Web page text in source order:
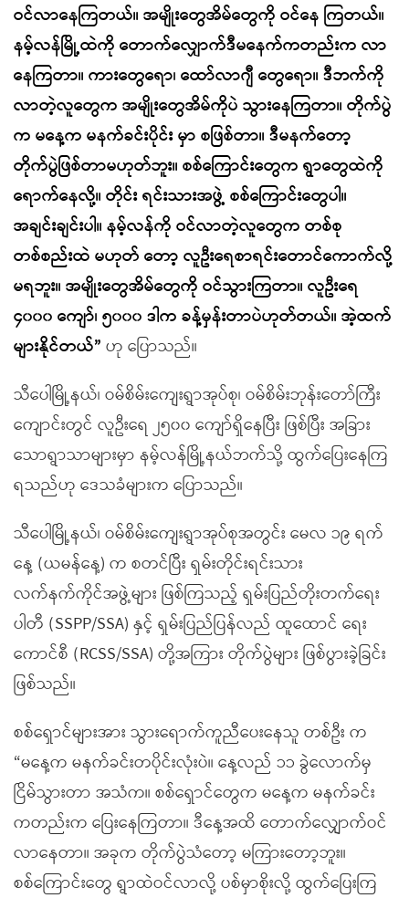
ဝင်လာနေကြတယ်။ အမျိုးတွေအိမ်တွေကို ဝင်နေ ကြတယ်။
နမ့်လန်မြို့ထဲကို တောက်လျှောက်ဒီမနေက်ကတည်းက လာ
နေကြတာ။ ကားတွေရော၊ ထော်လာဂျီ တွေရော။ ဒီဘက်ကို
လာတဲ့လူတွေက အမျိုးတွေအိမ်ကိုပဲ သွားနေကြတာ။ တိုက်ပွဲ
က မနေ့က မနက်ခင်းပိုင်း မှာ စဖြစ်တာ။ ဒီမနက်တော့
တိုက်ပွဲဖြစ်တာမဟုတ်ဘူး။ စစ်ကြောင်းတွေက ရွာတွေထဲကို
ရောက်နေလို့။ တိုင်း ရင်းသားအဖွဲ့ စစ်ကြောင်းတွေပါ။
အချင်းချင်းပါ။ နမ့်လန်ကို ဝင်လာတဲ့လူတွေက တစ်စု
တစ်စည်းထဲ မဟုတ် တော့ လူဦးရေစာရင်းတောင်ကောက်လို့
မရဘူး။ အမျိုးတွေအိမ်တွေကို ဝင်သွားကြတာ။ လူဦးရေ
၄၀၀၀ ကျော်၊ ၅၀၀၀ ဒါက ခန့်မှန်းတာပဲဟုတ်တယ်။ အဲ့ထက်
များနိုင်တယ်” ဟု ပြောသည်။
သီပေါမြို့နယ်၊ ဝမ်စိမ်းကျေးရွာအုပ်စု၊ ဝမ်စိမ်းဘုန်းတော်ကြီး
ကျောင်းတွင် လူဦးရေ ၂၅၀၀ ကျော်ရှိနေပြီး ဖြစ်ပြီး အခြား
သောရွာသာများမှာ နမ့်လန်မြို့နယ်ဘက်သို့ ထွက်ပြေးနေကြ
ရသည်ဟု ဒေသခံများက ပြောသည်။
သီပေါမြို့နယ်၊ ဝမ်စိမ်းကျေးရွာအုပ်စုအတွင်း မေလ ၁၉ ရက်
နေ့ (ယမန်နေ့) က စတင်ပြီး ရှမ်းတိုင်းရင်းသား
လက်နက်ကိုင်အဖွဲ့များ ဖြစ်ကြသည့် ရှမ်းပြည်တိုးတက်ရေး
ပါတီ (SSPP/SSA) နှင့် ရှမ်းပြည်ပြန်လည် ထူထောင် ရေး
ကောင်စီ (RCSS/SSA) တို့အကြား တိုက်ပွဲများ ဖြစ်ပွားခဲ့ခြင်း
ဖြစ်သည်။
စစ်ရှောင်များအား သွားရောက်ကူညီပေးနေသူ တစ်ဦး က
“မနေ့က မနက်ခင်းတပိုင်းလုံးပဲ။ နေ့လည် ၁၁ ခွဲလောက်မှ
ငြိမ်သွားတာ အသံက။ စစ်ရှောင်တွေက မနေ့က မနက်ခင်း
ကတည်းက ပြေးနေကြတာ။ ဒီနေ့အထိ တောက်လျှောက်ဝင်
လာနေတာ။ အခုက တိုက်ပွဲသံတော့ မကြားတော့ဘူး။
စစ်ကြောင်းတွေ ရွာထဲဝင်လာလို့ ပစ်မှာစိုးလို့ ထွက်ပြေးကြ